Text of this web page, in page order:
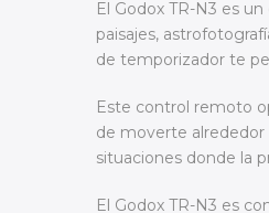
El Godox TR-N3 es
paisajes,
de temporizador te
Este control remoto
de moverte alrededor
situaciones donde la
El Godox TR-N3 es